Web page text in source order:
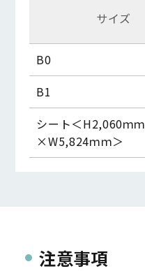
サイズ
B0
B1
シート＜H2,060ｍｍ
×W5,824ｍｍ＞
注意事項